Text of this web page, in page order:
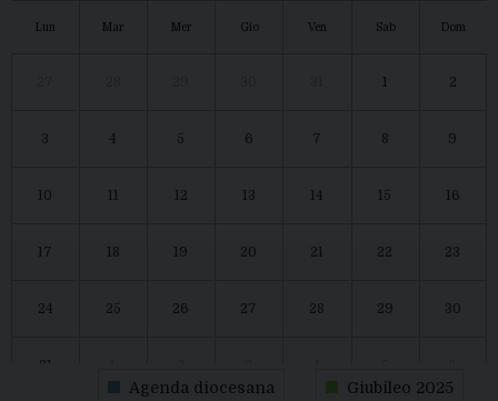
Lun Mar Mer Gio Ven Sab Dom
1 2
3 4 5 6 7 8 9
10 11 12 13 14 15 16
17 18 19 20 21 22 23
24 25 26 27 28 29 30
31
Agenda diocesana Giubileo 2025